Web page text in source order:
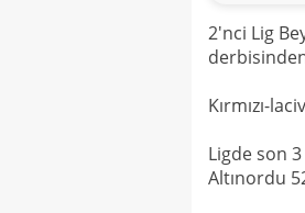
2'nci Lig
Kırmızı-
Ligde son
Altınordu